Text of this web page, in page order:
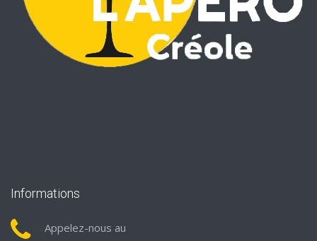
Informations
Appelez-nous au